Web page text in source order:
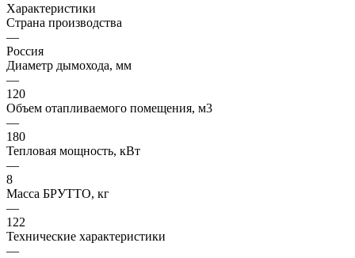
Характеристики
Страна производства
—
Россия
Диаметр дымохода, мм
—
120
Объем отапливаемого помещения, м3
—
180
Тепловая мощность, кВт
—
8
Масса БРУТТО, кг
—
122
Технические характеристики
—